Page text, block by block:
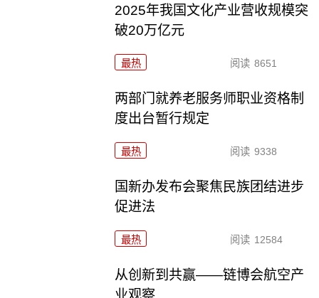
2025年我国文化产业营收规模突
破20万亿元
最热 阅读 8651
两部门就养老服务师职业资格制
度出台暂行规定
最热 阅读 9338
国新办发布会聚焦民族团结进步
促进法
最热 阅读 12584
从创新到共赢——链博会航空产
业观察